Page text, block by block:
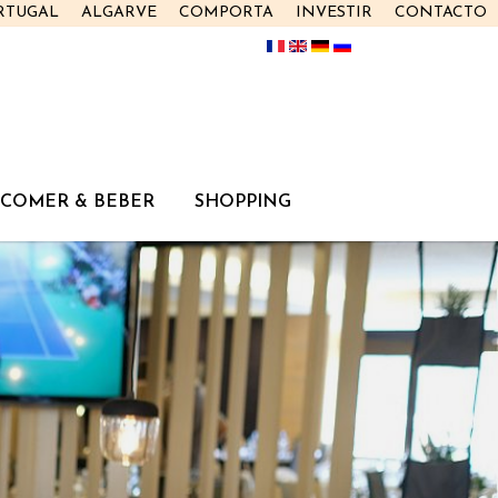
CONTACTO
INVESTIR
COMPORTA
ALGARVE
COMER & BEBER SHOPPING